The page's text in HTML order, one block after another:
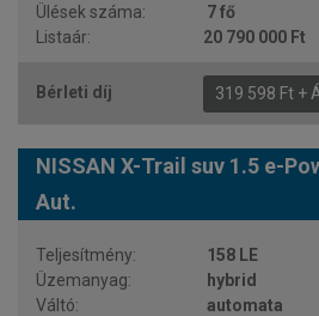
7 fő
20 790 000 Ft
319 598 Ft +
NISSAN X-Trail suv 1.5 e-
Aut.
158 LE
hybrid
automata